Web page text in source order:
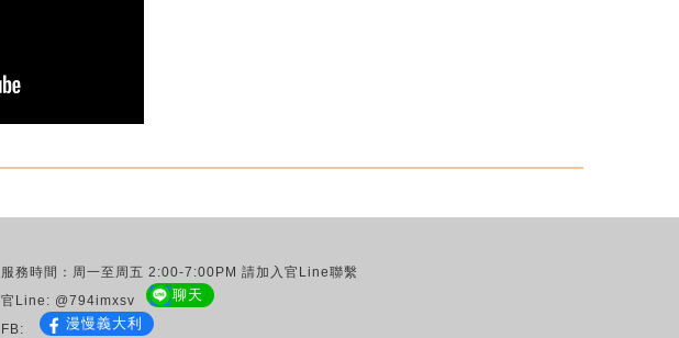
服務時間：周一至周五 2:00-7:00PM 請加入官Line聯繫
官Line: @794imxsv
聊天
FB: 漫慢義大利